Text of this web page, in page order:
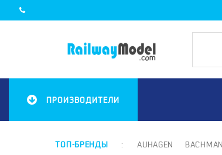
ПРОИЗВОДИТЕЛИ
ТОП-БРЕНДЫ : AUHAGEN